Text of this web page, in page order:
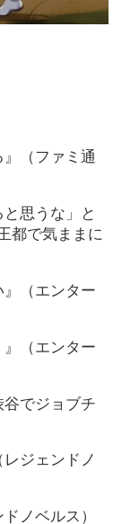
（ファミ通
思うな」と
都で気ままに
（エンター
（エンター
でジョブチ
ジェンドノ
ノベルス）